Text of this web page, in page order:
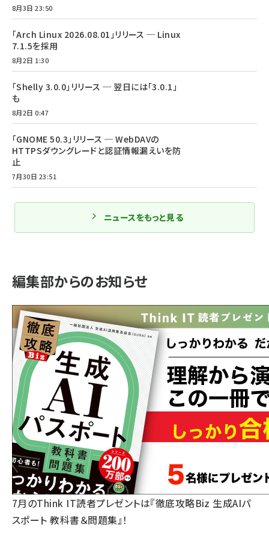
8月3日 23:50
「Arch Linux 2026.08.01」リリース ─ Linux
7.1.5を採用
8月2日 1:30
「Shelly 3.0.0」リリース ─ 翌日には「3.0.1」
も
8月2日 0:47
「GNOME 50.3」リリース ─ WebDAVの
HTTPSダウングレードと認証情報漏えいを防
止
7月30日 23:51
ニュースをもっと見る
編集部からのお知らせ
7月のThink IT読者プレゼントは『徹底攻略Biz 生成AIパ
スポート 教科書＆問題集』！